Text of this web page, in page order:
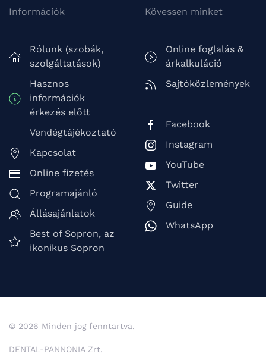
Információk
Rólunk (szobák,
szolgáltatások)
Hasznos
információk
érkezés előtt
Vendégtájékoztató
Kapcsolat
Online fizetés
Programajánló
Állásajánlatok
Best of Sopron, az
ikonikus Sopron
Kövessen minket
Online foglalás &
árkalkuláció
Sajtóközlemények
Facebook
Instagram
YouTube
Twitter
Guide
WhatsApp
© 2026 Minden jog fenntartva.
DENTAL-PANNONIA Zrt.